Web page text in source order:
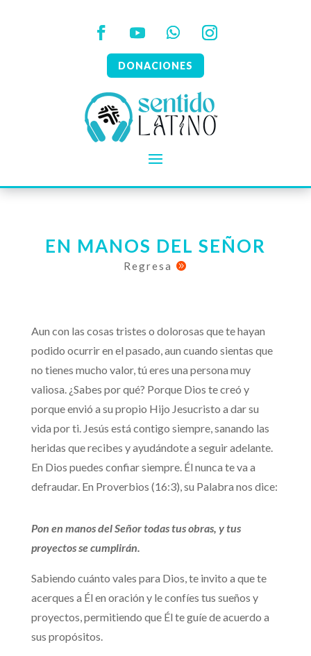
DONACIONES
EN MANOS DEL SEÑOR
Regresa 
Aun con las cosas tristes o dolorosas que te hayan
podido ocurrir en el pasado, aun cuando sientas que
no tienes mucho valor, tú eres una persona muy
valiosa. ¿Sabes por qué? Porque Dios te creó y
porque envió a su propio Hijo Jesucristo a dar su
vida por ti. Jesús está contigo siempre, sanando las
heridas que recibes y ayudándote a seguir adelante.
En Dios puedes confiar siempre. Él nunca te va a
defraudar. En Proverbios (16:3), su Palabra nos dice:
Pon en manos del Señor todas tus obras, y tus
proyectos se cumplirán.
Sabiendo cuánto vales para Dios, te invito a que te
acerques a Él en oración y le confíes tus sueños y
proyectos, permitiendo que Él te guíe de acuerdo a
sus propósitos.